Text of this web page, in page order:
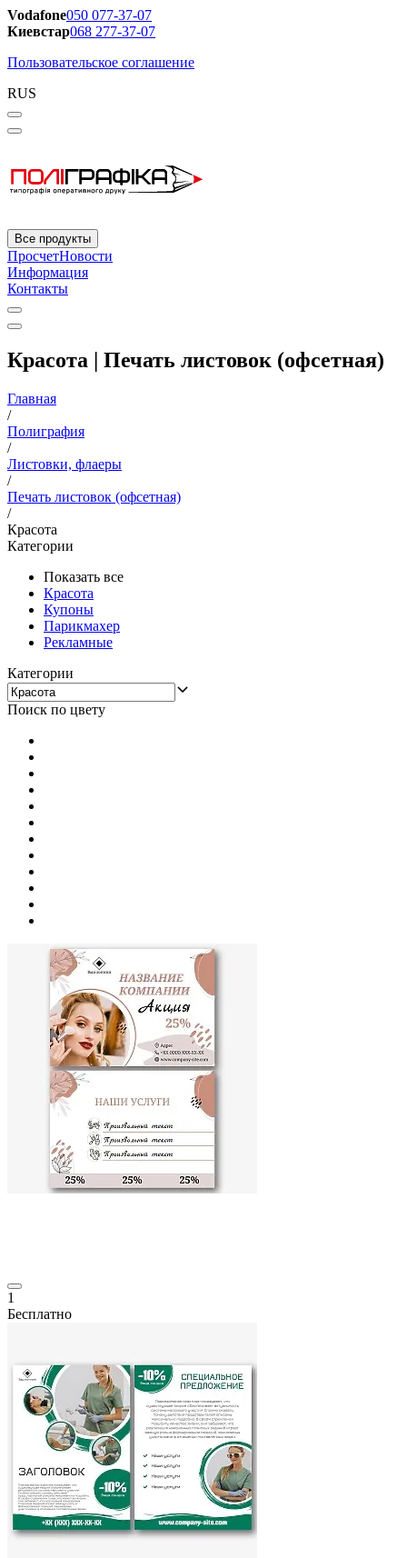
Vodafone050 077-37-07
Киевстар068 277-37-07
Пользовательское соглашение
RUS
Все продукты
ПросчетНовости
Информация
Контакты
Красота | Печать листовок (офсетная)
Главная
/
Полиграфия
/
Листовки, флаеры
/
Печать листовок (офсетная)
/
Красота
Категории
Показать все
Красота
Купоны
Парикмахер
Рекламные
Категории
Поиск по цвету
1
Бесплатно